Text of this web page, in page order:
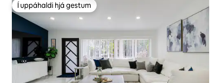
Í uppáhaldi hjá gestum
Í uppáhaldi hjá gestum